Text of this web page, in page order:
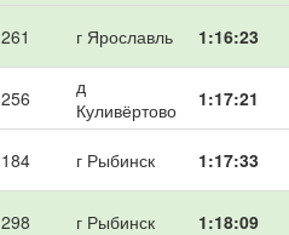
261 г Ярославль 1:16:23
256
д
Куливёртово
1:17:21
184 г Рыбинск 1:17:33
298 г Рыбинск 1:18:09